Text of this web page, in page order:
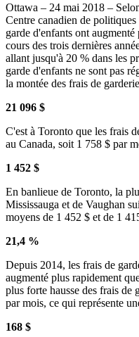
Ottawa – 24 mai 2018 –
Centre canadien de
garde d'enfants ont
cours des trois dernières
allant jusqu'à 20 % dans les
garde d'enfants ne sont pas
la montée des frais de
21 096 $
C'est à Toronto que les frais
au Canada, soit 1 758 $ par
1 452 $
En banlieue de Toronto, la
Mississauga et de Vaughan
moyens de 1 452 $ et de 1
21,4 %
Depuis 2014, les frais de
augmenté plus rapidement
plus forte hausse des frais de
par mois, ce qui représente
168 $